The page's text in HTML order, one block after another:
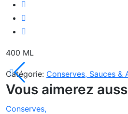
400 ML
Catégorie: Conserves, Sauces &
Vous aimerez
Conserves,